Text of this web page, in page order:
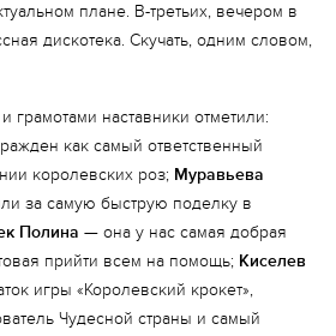
плане. В-третьих, вечером в
дискотека. Скучать, одним словом,
наставники отметили:
как самый ответственный
королевских роз; Муравьева
за самую быструю поделку в
Полина — она у нас самая добрая
прийти всем на помощь; Киселев
игры «Королевский крокет»,
Чудесной страны и самый